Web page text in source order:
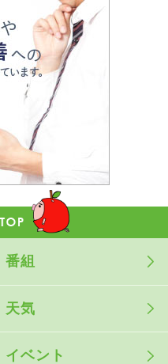
番組
天気
イベント